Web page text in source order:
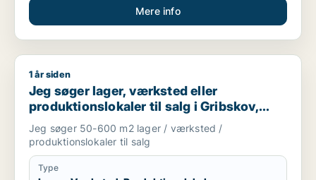
Mere info
Jeg søger lager, værksted eller produktionslokaler til salg i
1 år siden
Jeg søger lager, værksted eller
produktionslokaler til salg i Gribskov,
Hillerød eller Allerød m.fl.
Jeg søger 50-600 m2 lager / værksted /
produktionslokaler til salg
Type